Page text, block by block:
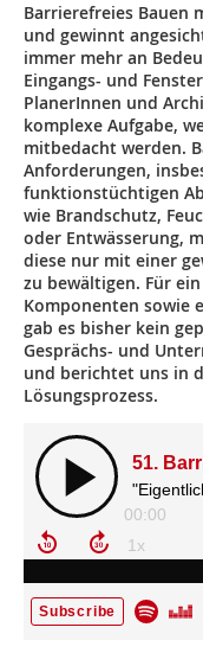
Barrierefreies Bauen
und gewinnt
immer mehr an
Eingangs- und
PlanerInnen und
komplexe Aufgabe,
mitbedacht werden.
Anforderungen,
funktionstüchtigen
wie Brandschutz,
oder Entwässerung,
diese nur mit einer
zu bewältigen. Für
Komponenten sowie
gab es bisher kein
Gesprächs- und
und berichtet uns in
Lösungsprozess.